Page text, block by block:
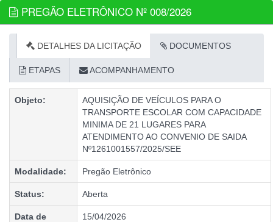
PREGÃO ELETRÔNICO Nº 008/2026
DETALHES DA LICITAÇÃO DOCUMENTOS
ETAPAS ACOMPANHAMENTO
Objeto:
AQUISIÇÃO DE VEÍCULOS PARA O
TRANSPORTE ESCOLAR COM CAPACIDADE
MINIMA DE 21 LUGARES PARA
ATENDIMENTO AO CONVENIO DE SAIDA
Nº1261001557/2025/SEE
Modalidade: Pregão Eletrônico
Status: Aberta
Data de
15/04/2026